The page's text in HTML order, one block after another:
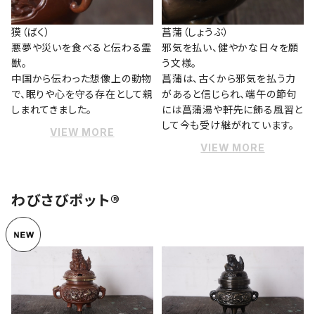
獏（ばく）
悪夢や災いを食べると伝わる霊
獣。
中国から伝わった想像上の動物
で、眠りや心を守る存在として親
しまれてきました。
VIEW MORE
菖蒲（しょうぶ）
邪気を払い、健やかな日々を願
う文様。
菖蒲は、古くから邪気を払う力
があると信じられ、端午の節句
には菖蒲湯や軒先に飾る風習と
して今も受け継がれています。
VIEW MORE
わびさびポット®